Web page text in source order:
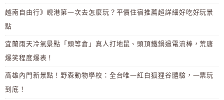
越南自由行》峴港第一次去怎麼玩？平價住宿推薦超詳細好吃好玩景
點
宜蘭雨天冷氣景點「頭等倉」真人打地鼠、頭頂鐵鍋過電流棒，荒唐
爆笑程度爆表！
高雄內門新景點！野森動物學校：全台唯一紅白狐狸谷體驗，一票玩
到底！